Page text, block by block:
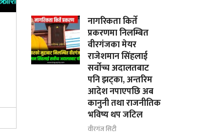
नागरिकता किर्ते
प्रकरणमा निलम्बित
वीरगंजका मेयर
राजेशमान सिंहलाई
सर्वोच्च अदालतबाट
पनि झट्का, अन्तरिम
आदेश नपाएपछि अब
कानुनी तथा राजनीतिक
भविष्य थप जटिल
वीरगंज सिटी